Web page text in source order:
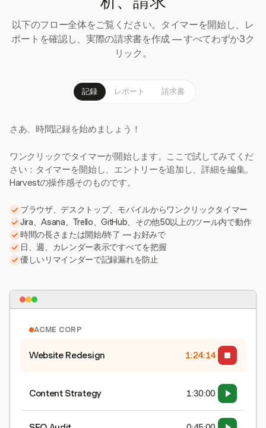
以下のフロー全体をご覧ください。タイマーを開始し、レ
ポートを確認し、実際の請求書を作成 — すべてわずか3ク
リック。
記録 レポート 請求書
さあ、時間記録を始めましょう！
ワンクリックでタイマーが開始します。ここで試してみてくだ
さい：タイマーを開始し、エントリーを追加し、詳細を編集。
Harvestの操作感そのものです。
ブラウザ、デスクトップ、モバイルからワンクリックタイマー
Jira、Asana、Trello、GitHub、その他50以上のツール内で動作
時間の長さまたは開始/終了 — お好みで
日、週、カレンダー表示ですべてを把握
優しいリマインダーで記録漏れを防止
ACME CORP
Website Redesign 1:24:15
Content Strategy 1:30:00